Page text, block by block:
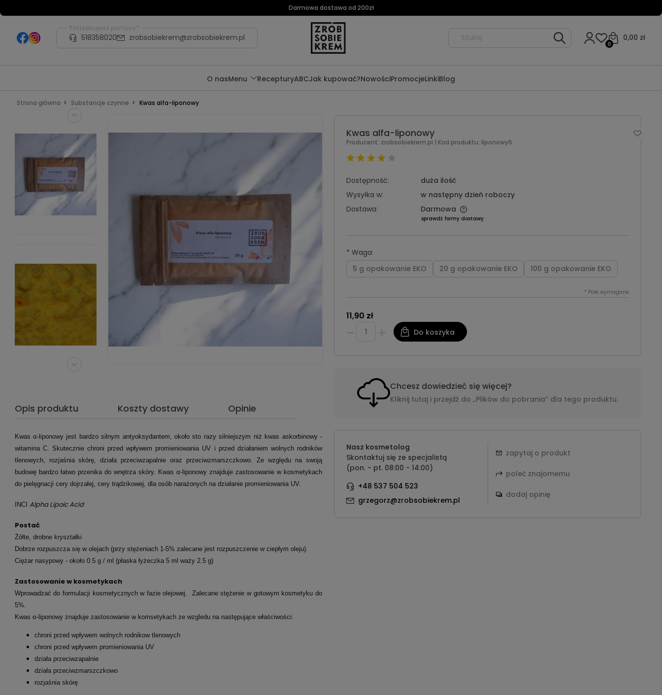
Darmowa dostawa od 200zł
Potrzebujesz pomocy?
518358020 zrobsobiekrem@zrobsobiekrem.pl 0,00 zł
0
O nasMenu RecepturyABCJak kupować?NowościPromocjeLinkiBlog
Strona główna Substancje czynne Kwas alfa-liponowy
Opis produktu Koszty dostawy Opinie
Kwas α-liponowy jest bardzo silnym antyoksydantem, około sto razy silniejszym niż kwas askorbinowy -
witamina C. Skutecznie chroni przed wpływem promieniowania UV i przed działaniem wolnych rodników
tlenowych, rozjaśnia skórę, działa przeciwzapalnie oraz przeciwzmarszczkowo. Ze względu na swoją
budowę bardzo łatwo przenika do wnętrza skóry. Kwas α-liponowy znajduje zastosowanie w kosmetykach
do pielęgnacji cery dojrzałej, cery trądzikowej, dla osób narażonych na działanie promieniowania UV.
INCI Alpha Lipoic Acid
Postać
Żółte, drobne kryształki
Dobrze rozpuszcza się w olejach (przy stężeniach 1-5% zalecane jest rozpuszczenie w ciepłym oleju).
Ciężar nasypowy - około 0.5 g / ml (płaska łyżeczka 5 ml waży 2.5 g)
Zastosowanie w kosmetykach
Wprowadzać do formulacji kosmetycznych w fazie olejowej. Zalecane stężenie w gotowym kosmetyku do
5%.
Kwas α-liponowy znajduje zastosowanie w komsetykach ze wzgledu na następujące właściwości:
chroni przed wpływem wolnych rodnikow tlenowych
chroni przed wpływem promieniowania UV
działa przeciwzapalnie
działa przeciwzmarszczkowo
rozjaśnia skórę
Kwas alfa-liponowy
Producent: zrobsobiekrem.pl | Kod produktu: liponowy5
Dostępność:
duża ilość
Wysyłka w:
w następny dzień roboczy
Dostawa:
Darmowa
sprawdź formy dostawy
* Waga:
5 g opakowanie EKO
20 g opakowanie EKO 100 g opakowanie EKO
* Pole wymagane
11,90 zł
Do koszyka
Chcesz dowiedzieć się więcej?
Kliknij tutaj i przejdź do „Plików do pobrania” dla tego produktu.
Nasz kosmetolog
Skontaktuj się ze specjalistą
(pon. - pt. 08:00 - 14:00)
+48 537 504 523
grzegorz@zrobsobiekrem.pl
zapytaj o produkt
poleć znajomemu
dodaj opinię